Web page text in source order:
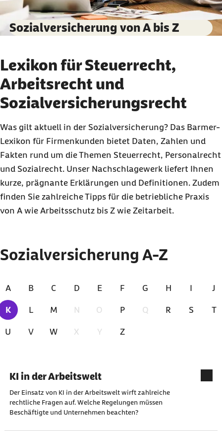
Sozialversicherung von A bis Z
Lexikon für Steuerrecht,
Arbeitsrecht und
Sozialversicherungsrecht
Was gilt aktuell in der Sozialversicherung? Das Barmer-
Lexikon für Firmenkunden bietet Daten, Zahlen und
Fakten rund um die Themen Steuerrecht, Personalrecht
und Sozialrecht. Unser Nachschlagewerk liefert Ihnen
kurze, prägnante Erklärungen und Definitionen. Zudem
finden Sie zahlreiche Tipps für die betriebliche Praxis
von A wie Arbeitsschutz bis Z wie Zeitarbeit.
Sozialversicherung A-Z
A B C D E F G H I J
K
Zur Zeit ausgewählt
L M N O P Q R S T
U V W X Y Z
KI in der Arbeitswelt
Der Einsatz von KI in der Arbeitswelt wirft zahlreiche
rechtliche Fragen auf. Welche Regelungen müssen
Beschäftigte und Unternehmen beachten?